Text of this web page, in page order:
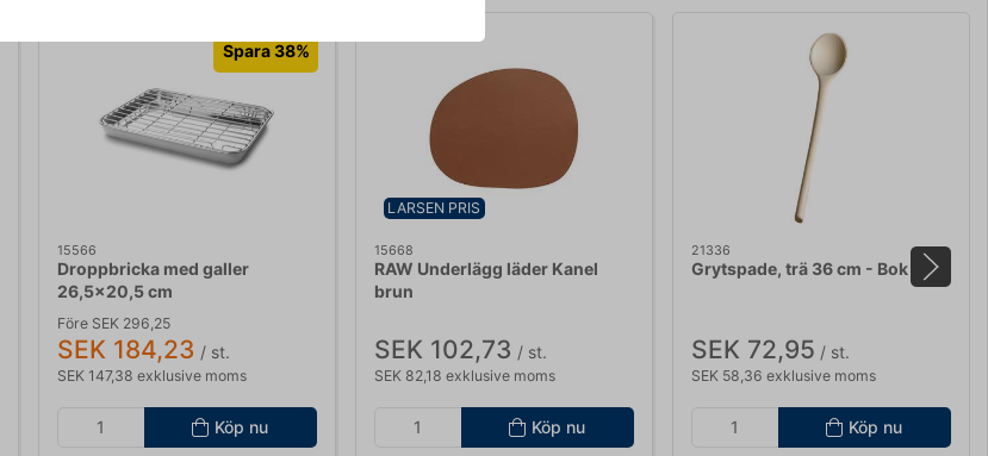
Spara 38%
15566
Droppbricka med galler
26,5x20,5 cm
Före SEK 296,25
SEK 184,23 / st.
SEK 147,38 exklusive moms
Köp nu
LARSEN PRIS
15668
RAW Underlägg läder Kanel
brun
SEK 102,73 / st.
SEK 82,18 exklusive moms
Köp nu
21336
Grytspade, trä 36 cm - Bok
SEK 72,95 / st.
SEK 58,36 exklusive moms
Köp nu